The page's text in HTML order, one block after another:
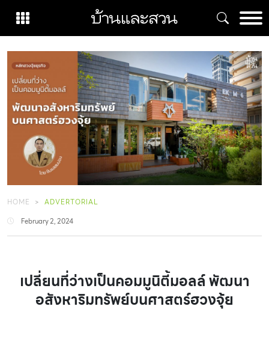
content
HOME
ADVERTORIAL
February 2, 2024
เปลี่ยนที่ว่างเป็นคอมมูนิตี้มอลล์ พัฒนา
อสังหาริมทรัพย์บนศาสตร์ฮวงจุ้ย